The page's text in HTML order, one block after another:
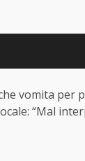
vomita per
“Mal